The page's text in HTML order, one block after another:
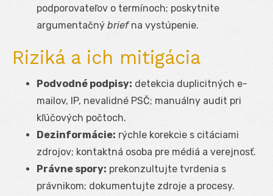
podporovateľov o termínoch; poskytnite
argumentačný briefna vystúpenie.
Riziká a ich mitigácia
Podvodné podpisy: detekcia duplicitných e-
mailov, IP, nevalidné PSČ; manuálny audit pri
kľúčových počtoch.
Dezinformácie: rýchle korekcie s citáciami
zdrojov; kontaktná osoba pre médiá a verejnosť.
Právne spory: prekonzultujte tvrdenia s
právnikom; dokumentujte zdroje a procesy.